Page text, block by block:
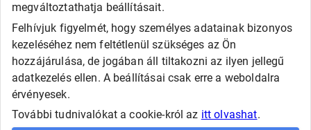
megváltoztathatja beállításait.
Felhívjuk figyelmét, hogy személyes adatainak bizonyos
kezeléséhez nem feltétlenül szükséges az Ön
hozzájárulása, de jogában áll tiltakozni az ilyen jellegű
adatkezelés ellen. A beállításai csak erre a weboldalra
érvényesek.
További tudnivalókat a cookie-król az itt olvashat.
SECURITY
Taurus
Tigar
Triangle
Viking
Westlake